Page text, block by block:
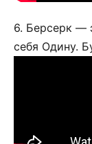
6. Берсерк —
себя Одину.